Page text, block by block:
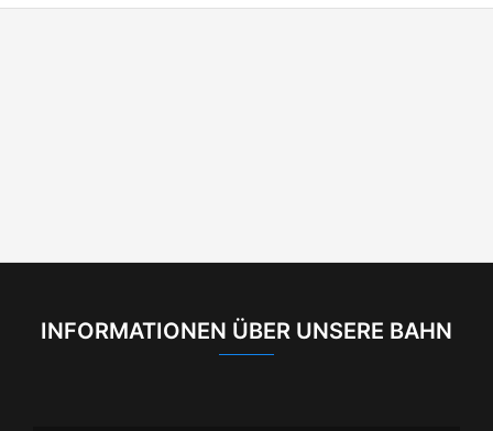
INFORMATIONEN ÜBER UNSERE BAHN